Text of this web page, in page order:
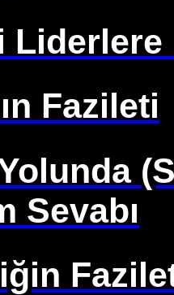
Liderlere
Fazileti
Sevabı